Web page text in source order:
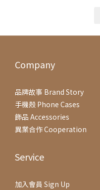
Company
品牌故事 Brand Story
手機殼 Phone Cases
飾品 Accessories
異業合作 Cooperation
Service
加入會員 Sign Up